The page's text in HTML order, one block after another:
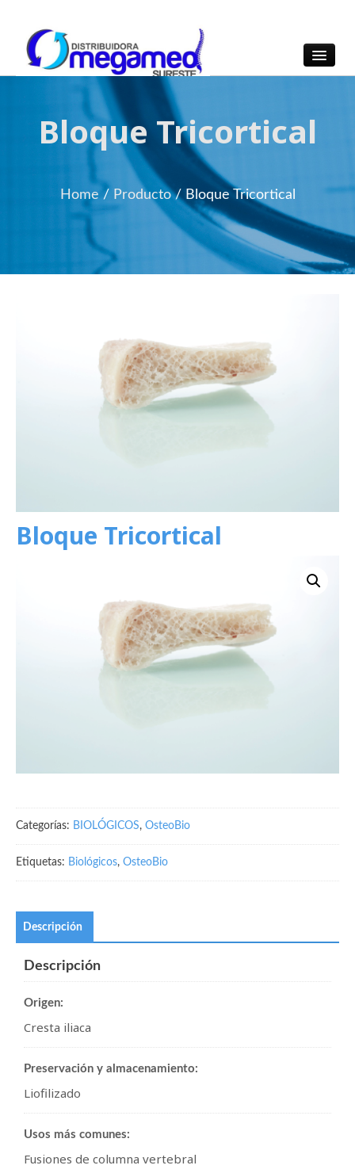
OmegaMed Sureste
OmegaMed Sureste
Bloque Tricortical
Home / Producto/ Bloque Tricortical
Bloque Tricortical
Categorías: BIOLÓGICOS, OsteoBio
Etiquetas: Biológicos, OsteoBio
Descripción
Descripción
Origen:
Cresta iliaca
Preservación y almacenamiento:
Liofilizado
Usos más comunes:
Fusiones de columna vertebral